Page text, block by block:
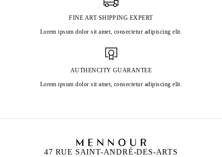
FINE ART SHIPPING EXPERT
Lorem ipsum dolor sit amet, consectetur adipiscing elit.
AUTHENCITY GUARANTEE
Lorem ipsum dolor sit amet, consectetur adipiscing elit.
47 RUE SAINT-ANDRÉ-DES-ARTS